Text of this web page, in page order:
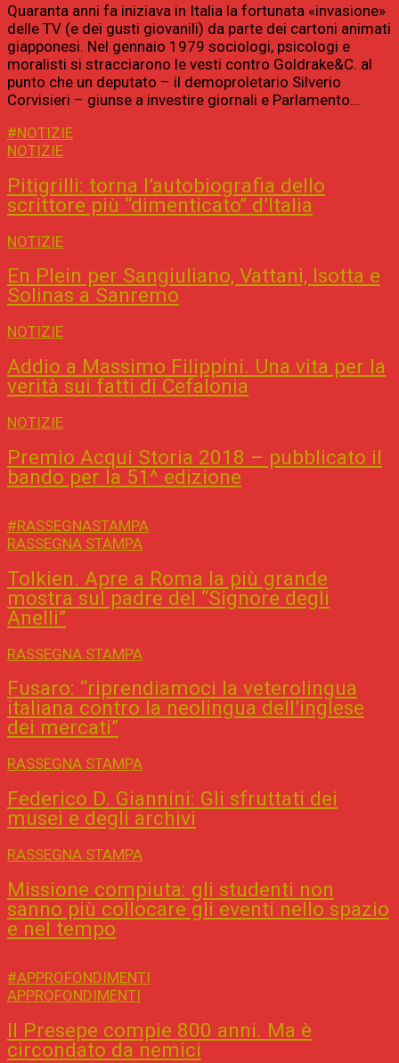
Quaranta anni fa iniziava in Italia la fortunata «invasione»
delle TV (e dei gusti giovanili) da parte dei cartoni animati
giapponesi. Nel gennaio 1979 sociologi, psicologi e
moralisti si stracciarono le vesti contro Goldrake&C. al
punto che un deputato – il demoproletario Silverio
Corvisieri – giunse a investire giornali e Parlamento…
#NOTIZIE
NOTIZIE
Pitigrilli: torna l’autobiografia dello
scrittore più “dimenticato” d’Italia
NOTIZIE
En Plein per Sangiuliano, Vattani, Isotta e
Solinas a Sanremo
NOTIZIE
Addio a Massimo Filippini. Una vita per la
verità sui fatti di Cefalonia
NOTIZIE
Premio Acqui Storia 2018 – pubblicato il
bando per la 51^ edizione
#RASSEGNASTAMPA
RASSEGNA STAMPA
Tolkien. Apre a Roma la più grande
mostra sul padre del “Signore degli
Anelli”
RASSEGNA STAMPA
Fusaro: “riprendiamoci la veterolingua
italiana contro la neolingua dell’inglese
dei mercati”
RASSEGNA STAMPA
Federico D. Giannini: Gli sfruttati dei
musei e degli archivi
RASSEGNA STAMPA
Missione compiuta: gli studenti non
sanno più collocare gli eventi nello spazio
e nel tempo
#APPROFONDIMENTI
APPROFONDIMENTI
Il Presepe compie 800 anni. Ma è
circondato da nemici